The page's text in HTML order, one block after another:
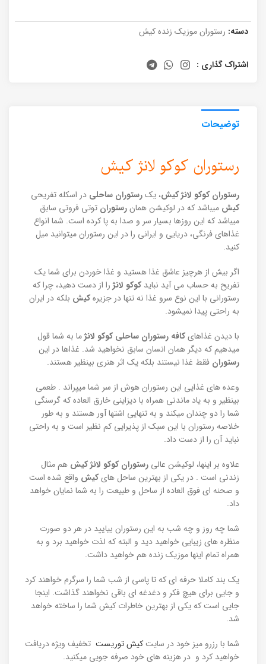
دسته: رستوران موزیک زنده کیش
اشتراک گذاری :
توضیحات
رستوران کوکو لانژ کیش
رستوران کوکو لانژ کیش، یکرستوران ساحلی در اسکله تفریحی
کیش میباشد که در لوکیشن همانرستوران توتی فروتی سابق
میباشد که این روزها بسیار سر و صدا به پا کرده است. شما انواع
غذاهای فرنگی، دریایی و ایرانی را در این رستوران میتوانید میل
کنید.
اگر بیش از هرچیز عاشق غذا هستید و غذا خوردن برای شما یک
تفریح به حساب می آید نباید کوکو لانژ را از دست دهید، چرا که
رستورانی با این نوع سرو غذا نه تنها در جزیرهکیش بلکه در ایران
به راحتی پیدا نمیشود.
با دیدن غذاهایکافه رستوران ساحلی کوکو لانژما به شما قول
میدهیم که دیگر همان انسان سابق نخواهید شد. غذاها در این
رستوران فقط غذا نیستند بلکه یک اثر هنری بینظیر هستند.
وعده های غذایی این رستوران هوش از سر شما میپراند . طعمی
بینظیر و به یاد ماندنی همراه با دیزاینی خارق العاده که گرسنگی
شما را دو چندان میکند و به تنهایی اشتها آور هستند و به طور
خلاصه رستوران با این سبک از پذیرایی کم نظیر است و به راحتی
نباید آن را از دست داد.
علاوه بر اینها، لوکیشن عالی رستوران کوکو لانژ کیش هم مثال
زندنی است . در یکی از بهترین ساحل هایکیش واقع شده است
و صحنه ای فوق العاده از ساحل و طبیعت را به شما نمایان خواهد
داد.
شما چه روز و چه شب به این رستوران بیایید در هر دو صورت
منظره های زیبایی خواهید دید و البته که لذت خواهید برد و به
همراه تمام اینها موزیک زنده هم خواهید داشت.
یک بند کاملا حرفه ای که تا پاسی از شب شما را سرگرم خواهند کرد
و جایی برای هیچ فکر و دغدغه ای باقی نخواهند گذاشت. اینجا
جایی است که یکی از بهترین خاطرات کیش شما را ساخته خواهد
شد.
شما با رزرو میز خود در سایتکیش توریست تخفیف ویژه دریافت
خواهید کرد و در هزینه های خود صرفه جویی میکنید.